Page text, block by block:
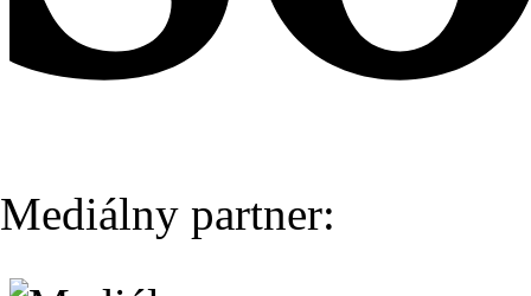
Mediálny partner: